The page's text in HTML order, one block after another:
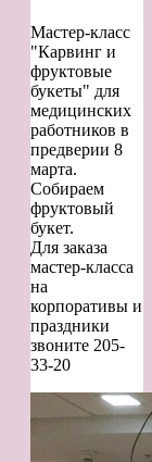
Мастер-класс
"Карвинг и
фруктовые
букеты" для
медицинских
работников в
предверии 8
марта.
Собираем
фруктовый
букет.
Для заказа
мастер-класса
на
корпоративы и
праздники
звоните 205-
33-20